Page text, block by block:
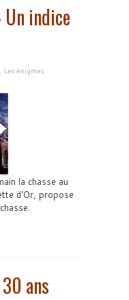
Un indice
, Les énigmes
la chasse au
d'Or, propose
ans